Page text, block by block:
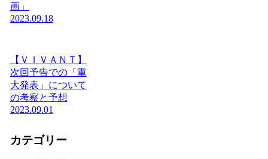
画」
2023.09.18
【ＶＩＶＡＮＴ】
次回予告での「重
大発表」について
の考察と予想
2023.09.01
カテゴリー